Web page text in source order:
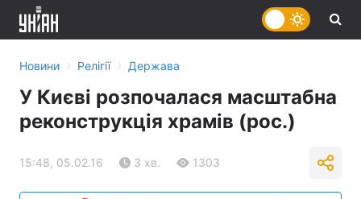
Новини › Релігії › Держава
У Києві розпочалася масштабна
реконструкція храмів (рос.)
15:48, 05.02.16 3 хв. 1303